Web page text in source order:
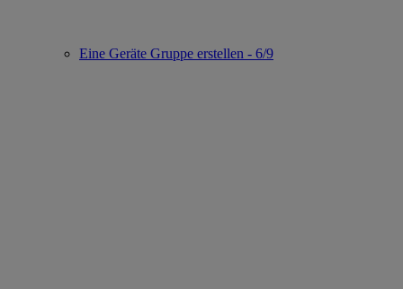
Eine Geräte Gruppe erstellen - 6/9